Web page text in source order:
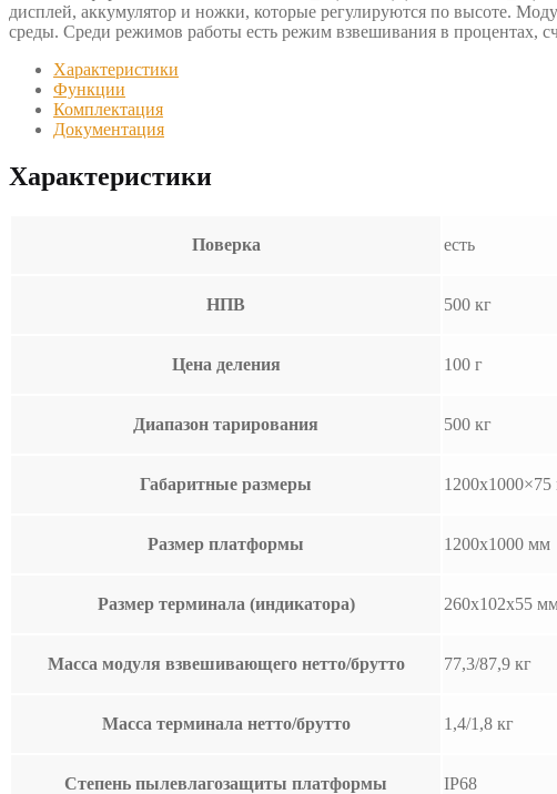
дисплей, аккумулятор и ножки, которые регулируются по высоте.
среды. Среди режимов работы есть режим взвешивания в процентах,
Характеристики
Функции
Комплектация
Документация
Характеристики
Поверка есть
НПВ 500 кг
Цена деления 100 г
Диапазон тарирования 500 кг
Габаритные размеры
Размер платформы 1200х1000 мм
Размер терминала (индикатора) 260x102x55
Масса модуля взвешивающего нетто/брутто 77,3/87,9 кг
Масса терминала нетто/брутто 1,4/1,8 кг
Степень пылевлагозащиты платформы IP68